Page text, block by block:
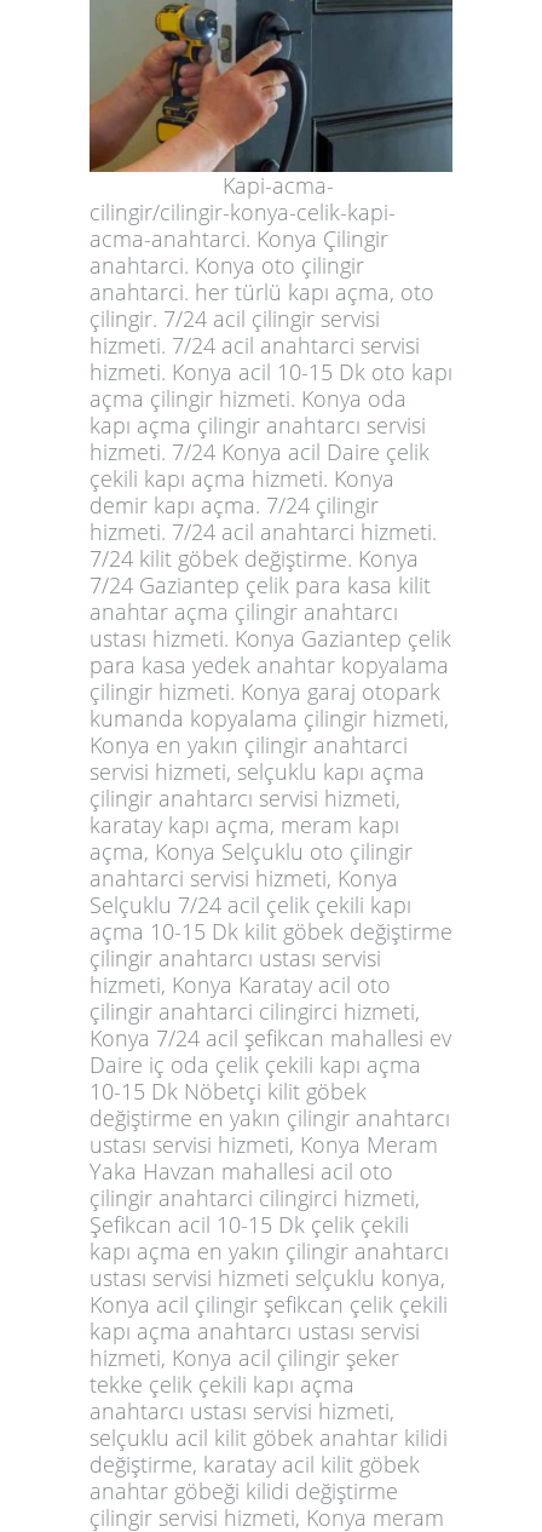
Kapi-acma-
cilingir/cilingir-konya-celik-kapi-
acma-anahtarci. Konya Çilingir anahtarci. Konya oto çilingir anahtarci. her türlü kapı açma, oto çilingir. 7/24 acil çilingir servisi hizmeti. 7/24 acil anahtarci servisi hizmeti. Konya acil 10-15 Dk oto kapı açma çilingir hizmeti. Konya oda kapı açma çilingir anahtarcı servisi hizmeti. 7/24 Konya acil Daire çelik çekili kapı açma hizmeti. Konya demir kapı açma. 7/24 çilingir hizmeti. 7/24 acil anahtarci hizmeti. 7/24 kilit göbek değiştirme. Konya 7/24 Gaziantep çelik para kasa kilit anahtar açma çilingir anahtarcı ustası hizmeti. Konya Gaziantep çelik para kasa yedek anahtar kopyalama çilingir hizmeti. Konya garaj otopark kumanda kopyalama çilingir hizmeti, Konya en yakın çilingir anahtarci servisi hizmeti, selçuklu kapı açma çilingir anahtarcı servisi hizmeti, karatay kapı açma, meram kapı açma, Konya Selçuklu oto çilingir anahtarci servisi hizmeti, Konya Selçuklu 7/24 acil çelik çekili kapı açma 10-15 Dk kilit göbek değiştirme çilingir anahtarcı ustası servisi hizmeti, Konya Karatay acil oto çilingir anahtarci cilingirci hizmeti, Konya 7/24 acil şefikcan mahallesi ev Daire iç oda çelik çekili kapı açma 10-15 Dk Nöbetçi kilit göbek değiştirme en yakın çilingir anahtarcı ustası servisi hizmeti, Konya Meram Yaka Havzan mahallesi acil oto çilingir anahtarci cilingirci hizmeti, Şefikcan acil 10-15 Dk çelik çekili kapı açma en yakın çilingir anahtarcı ustası servisi hizmeti selçuklu konya, Konya acil çilingir şefikcan çelik çekili kapı açma anahtarcı ustası servisi hizmeti, Konya acil çilingir şeker tekke çelik çekili kapı açma anahtarcı ustası servisi hizmeti, selçuklu acil kilit göbek anahtar kilidi değiştirme, karatay acil kilit göbek anahtar göbeği kilidi değiştirme çilingir servisi hizmeti, Konya meram her türlü kilit göbek anahtar kilidi göbeği değiştirme, çelik kapı kilit tamiri, 7/24 konya aninda cilingir anahtarci servisi hizmeti, cilingir konya çelik kapi kilit anahtar tamiri anahtarci hizmeti, Konya çelik Kapı kilit anahtar açma çilingir anahtarci cilingirci servisi hizmeti, Konya Selçuklu ilçesi Mahallesi En yakın acil kapı kilit açma Çilingir anahtarcı servisi hizmeti, Selçuklu Akıncılar ilçesi Mahallesi semti oto araba otomobil oda ev dair tahta demir celik kasa kilidi kapı kilit anahtar açma kale yale hok daf yuma bilyali barel gobek hidrolik urunleri montaji yenileme bakimi takma değiştirme fiyatlari tamircisi uzman en yakin ustasi Çilingir anahtarci cilingirci servisi telefon numarasi hizmeti hemen bul ara, Konya selçuklu akincilar özalkent hüsamettin çelebi mahallesi acil ev daire oda demir tahta dükkan kapısı celik kasa çekili kapi kilit anahtar barel göbek kilidi arizasi açma değiştirme en yakın alo Çilingir anahtarci cilingirci telefon numarasi fiyatlari servisi hizmeti, Konya selçuklu akşemsettin esenler medrese ilçesi semti mahallesi 7/24 acil oto araba otomobil ev daire oda demir tahta kapısı gaziantep kasaları çelik para kasa çekili kapı kale hok daf ito yale yuma tuzakli takviyeli kilit anahtar boşa donme mekanik arizasi açma en yakın alo Çilingir anahtarcı telefon numarasi fiyatlari cilingirci servisi hizmeti, konya selçuklu bosna kosova üniversitesi kampus Ardıçlı ilçesi semti Mahallesi oto araba otomobil araç ev daire demir tahta çelik para kasası kapi kilit anahtar arizasi açma en yakin acil Çilingir anahtarci cilingirci telefon numarasi servisi hizmeti, 7/24 konya selcuklu karatay meram ilcesi semti mahallesi acil kilitli oto araba otomobil celik kapi kilit kayip anahtar bosa dönme arizasi acma en yakin aninda alo acil cilingir anahtarci ustasi cilingirci servisi hizmeti, konya merkez selçuklu karatay meram yaka ilçesi semti mahallesi oto araba otomobil araç ev daire demir tahta gaziantep çelik para kasa kapı bilyalı barel göbek kilit anahtar göbeği kilidi açma tamiri değiştirme en yakın uygun ucuz hesaplı hızlı kaliteli güvenilir acil alo çilingir anahtarcı ustası numarası servisi hizmeti, 7/24 konya selçuklu karatay meram bölgesi ilçesi semti mahallesi kapıda anahtar takılı kalmış çelik kapı hasarsız açma en yakın acil çilingr anahtarcı ustası numarası servisi hizmeti, selçuklu hocacihan kapı açma çilingir servisi hizmeti, selçuklu bosna hersek acil kapı açma çilingir servisi hizmeti, selçuklu sancak acil kapı açma çilingir servisi hizmeti, selçuklu şefikcan acil kapı açma çilingir servisi hizmeti, selçuklu şeker tekke acil kapı açma çilingir anahtarcı ustası servisi hizmeti, 7/24 konya kapı kilidin arkasında anahtar takılı çekili kalmış ev daire büro işyeri her türlü çelik kapı barel göbek kilit anahtar göbeği yarı merkezi kilidi hasarsız açma en yakın acil uygun ucuz hesaplı alo çilingir anahtarcı ustası servisi hizmeti bir telefon numarası kadar yakınız hemen ara, 7/24 oto araba gaziantep çelik para kasa kapı kilit anahtar boşa dönme arızalı kilit anahtar açma konya selçuklu şeker tekke ilcesi semti mahallesi ev işyeri kapısı kilidi açimi kale hok daf yale yuma ito bilyali barel tokmakli tuzakli topuzlu mandalli göbeği rozet emniyet kilitleri tekay karakoç hidrolik ürünleri garaj kumandasi yedekleme satişi montaji takma degistirme tamiri onarma ayarlama en yakin alo cilingir anahtarci ustasi cilingirci servisi hizmeti, konya kilitli oto kapısı kilidi anahtar açma çilingir anahtarci cilingirci hizmeti, konya selçuklu husamettin çelebi mahallesi acil çekili arkada anahtar unutulmuş kalmış çelik kapı kilit anahtar açma, konya selçuklu karatay meram ilçesi semti mahallesi acil çekili arkada anahtar takılı unutulmuş kalmış çelik kapı barel göbek kilit anahtar göbeği kilidi hasarsız açma tamiri değiştirme en yakın uygun ucuz hesaplı çilingir anahtarcı ustası firması telefon numarası servisi hizmeti, konya Aşağıpınarbaşı ilçesi semti Mahallesi oto araba kapi kilit anahtar açma Çilingir anahtarci servisi hizmeti, konya selcuklu Aydınlıkevler ilçesi semti Mahallesi her turlu farkli model marka oto araba otomobil arac ev daire demir tahta ahşap dolap çekmece posta kutusu çelik para altin eşya kiralik banka kasa kapi kale hok daf yale yuma ito kilit anahtar arizasi açma bilyali gobek barel tekay karakoc bina site apartman girişi elektrikli otomat kapisi hidroliği tamiri bakimi yenileme takma değiştirme uzman tamircisi en yakin acil Çilingir anahtarci ustasi servisi telefon numarasi servisi hizmeti , konya Bağrıkurt Mahallesi oto Çilingir, 7/24 konya selcuklu karatay meram ilcesi semti mahallesi acil kilitli oto araba otomobil celik kapi kilit kayip anahtar bosa dönme arizasi acma en yakin aninda alo acil cilingir anahtarci ustasi cilingirci servisi hizmeti, konya merkez selçuklu karatay meram yaka ilçesi semti mahallesi oto araba otomobil araç ev daire demir tahta gaziantep çelik para kasa kapı bilyalı barel göbek kilit anahtar göbeği kilidi açma tamiri değiştirme en yakın uygun ucuz hesaplı hızlı kaliteli güvenilir acil alo çilingir anahtarcı ustası numarası servisi hizmeti, 7/24 konya selçuklu karatay meram bölgesi ilçesi semti mahallesi kapıda anahtar takılı kalmış çelik kapı hasarsız açma en yakın acil çilingr anahtarcı ustası numarası servisi hizmeti, 7/24 konya kapı kilidin arkasında anahtar takılı çekili kalmış ev daire büro işyeri her türlü çelik kapı barel göbek kilit anahtar göbeği yarı merkezi kilidi hasarsız açma en yakın acil uygun ucuz hesaplı alo çilingir anahtarcı ustası bir telefon numarası kadar yakınız hemen ara, 7/24 oto araba gaziantep çelik para kasa kapı kilit anahtar boşa dönme arızalı kilit anahtar açma konya selçuklu şeker tekke ilcesi semti mahallesi ev işyeri kapısı kilidi açimi kale hok daf yale yuma ito bilyali barel tokmakli tuzakli topuzlu mandalli göbeği rozet emniyet kilitleri tekay karakoç hidrolik ürünleri garaj kumandasi yedekleme satişi montaji takma degistirme tamiri onarma ayarlama en yakin alo cilingir anahtarci ustasi cilingirci hizmeti, konya kilitli oto kapısı kilidi anahtar açma çilingir anahtarci cilingirci hizmeti, konya selçuklu husamettin çelebi mahallesi acil çekili arkada anahtar unutulmuş kalmış çelik kapı kilit anahtar açma, konya selçuklu karatay meram ilçesi semti mahallesi acil çekili arkada anahtar takılı unutulmuş kalmış çelik kapı barel göbek kilit anahtar göbeği kilidi hasarsız açma tamiri değiştirme en yakın uygun ucuz hesaplı çilingir anahtarcı ustası firması telefon numarası hizmeti, Konya selçuklu Başarakavak Mahallesi oto Çilingir anahtarci, Selçuklu Bedir husamettin çelebi ilçesi semti caddesi civari Mahallesi her turlu farkli model marka oto araba ev daire demir tahta pakben çelik kasa kapi kale yale hok daf ito yuma kilit anahtar arizasi açma bilyali gobek barel bina giriş kapisi tekay karakoc hidrolik tamiri takma değiştirme montaji satisi uzman tamircisi anahtarcisi bakimi onarma işleri Çilingir anahtarci ustasi servisi telefon numarasi hizmeti, En yakın acil çelik Kapı kilit anahtar açma Selçuklu Beyhekim farabi ilçesi semti Mahallesi oto araba otomobil ev daire celik para kasa kapi kilit anahtar açma en yakin acil Çilingir anahtarcı cilingirci servisi hizmeti, konya Biçer Mahallesi oto araba çelik para kasa kapi kilit anahtar açma Çilingir anahtarci, selçuklu Binkonutlar ilçesi semti Mahallesi oto araba ev daire gaziantep çelik para kasa kapi kırık kilit anahtar mekanik boşa donme arizasi açma Çilingir anahtarci cilingirci telefon numarasi servisi hizmeti, konya selçuklu Bosna Hersek sancak yazir real otogar sakarya malazgirt buhara parsana hocacihan şeker tekke şefikcan hacikaymak ihsaniye nalcaci farit paşa nişantasi bedir akşemsettin musalla baglari hanaybasi akincilar erenköy sille ak baglarbasi caddesi ilçesi semti Mahallesi en yakin aninda 15 dakikada servisi süresi kayıp kilitli içerde anahtar unutulmuş kilidin kapının ardında kalmış oto araba otomobil arac ev daire demir tahta ahşap gaziantep çelik para kasa kapi kirik kilit anahtar barel gobegi boşa donme mekanik arizasi hasar vermeden delmeden bozmadan açma bilyali kale hok daf yuma ito tekkay karakoç 2 3 4 5 numara hidroliği gobek bareli hidrolik yenileme bakimi onarma tamiri montaji takma değiştirme en yakin acil tamircisi profesyonel ustasi Çilingir anahtarci ustalari